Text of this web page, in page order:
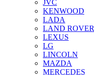
JVC
KENWOOD
LADA
LAND ROVER
LEXUS
LG
LINCOLN
MAZDA
MERCEDES